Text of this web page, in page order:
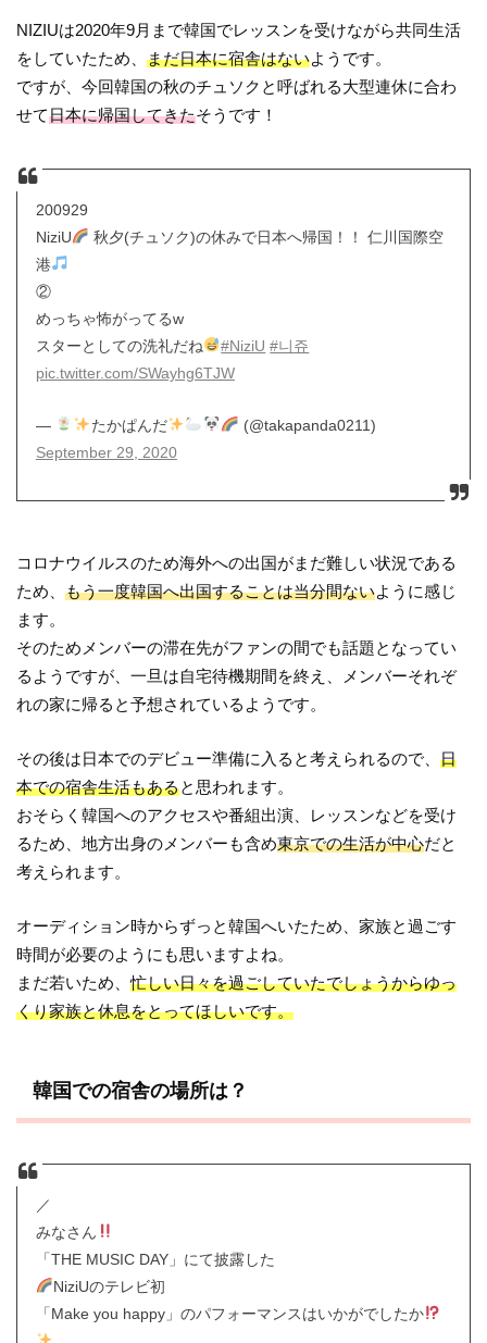
NIZIUは2020年9月まで韓国でレッスンを受けながら共同生活
をしていたため、まだ日本に宿舎はないようです。
ですが、今回韓国の秋のチュソクと呼ばれる大型連休に合わ
せて日本に帰国してきたそうです！
200929
NiziU
秋夕(チュソク)の休みで日本へ帰国！！ 仁川国際空
港
②
めっちゃ怖がってるw
スターとしての洗礼だね
#NiziU #니쥬
pic.twitter.com/SWayhg6TJW
— たかぱんだ
(@takapanda0211)
September 29, 2020
コロナウイルスのため海外への出国がまだ難しい状況である
ため、もう一度韓国へ出国することは当分間ないように感じ
ます。
そのためメンバーの滞在先がファンの間でも話題となってい
るようですが、一旦は自宅待機期間を終え、メンバーそれぞ
れの家に帰ると予想されているようです。
その後は日本でのデビュー準備に入ると考えられるので、日
本での宿舎生活もあると思われます。
おそらく韓国へのアクセスや番組出演、レッスンなどを受け
るため、地方出身のメンバーも含め東京での生活が中心だと
考えられます。
オーディション時からずっと韓国へいたため、家族と過ごす
時間が必要のようにも思いますよね。
まだ若いため、忙しい日々を過ごしていたでしょうからゆっ
くり家族と休息をとってほしいです。
韓国での宿舎の場所は？
／
みなさん
「THE MUSIC DAY」にて披露した
NiziUのテレビ初
「Make you happy」のパフォーマンスはいかがでしたか